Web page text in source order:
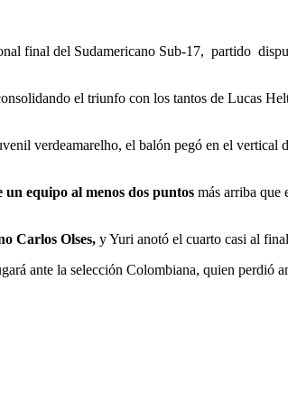
final del Sudamericano Sub-17, partido
el triunfo con los tantos de Lucas
verdeamarelho, el balón pegó en el vertical
equipo al menos dos puntos más arriba que
Carlos Olses, y Yuri anotó el cuarto casi al
ante la selección Colombiana, quien perdió